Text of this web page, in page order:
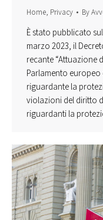
Home, Privacy By
È stato pubblicato
marzo 2023, il
recante “Attuazione
Parlamento europeo
riguardante la
violazioni del diritto
riguardanti la